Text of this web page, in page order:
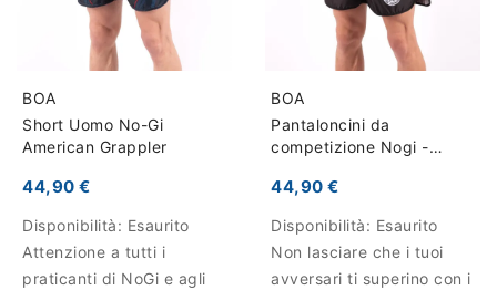
BOA
Short Uomo No-Gi
American Grappler
44,90 €
Disponibilità: Esaurito
Attenzione a tutti i
praticanti di NoGi e agli
BOA
Pantaloncini da
competizione Nogi -
44,90 €
Disponibilità: Esaurito
Non lasciare che i tuoi
avversari ti superino con i